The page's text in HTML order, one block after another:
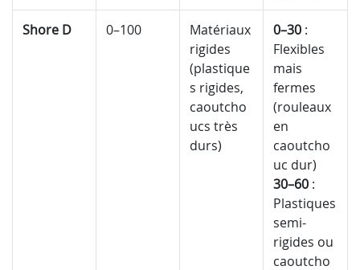
Shore D 0–100
Matériaux
rigides
(plastique
s rigides,
caoutcho
ucs très
durs)
0–30 :
Flexibles
mais
fermes
(rouleaux
en
caoutcho
uc dur)
30–60 :
Plastiques
semi-
rigides ou
caoutcho